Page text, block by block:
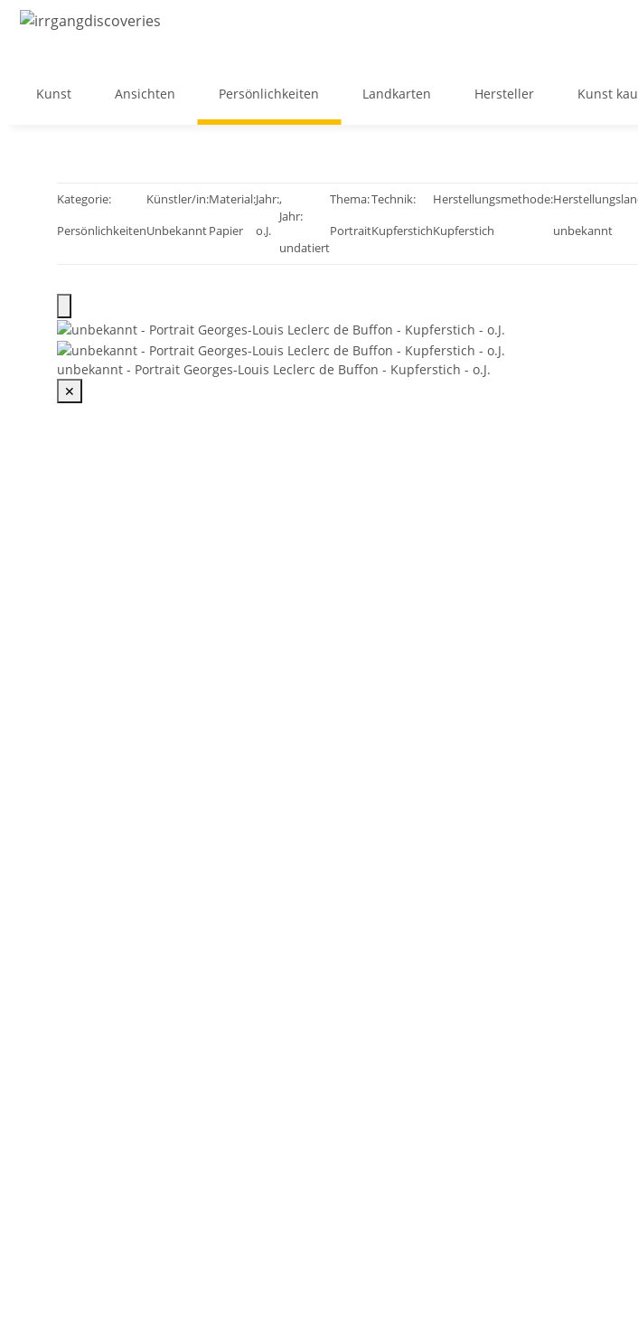
Kunst Ansichten Persönlichkeiten Landkarten Hersteller Kunst
Kategorie:
Persönlichkeiten
Künstler/in:
Unbekannt
Material:
Papier
Jahr:
o.J.
,
Jahr:
undatiert
Thema:
Portrait
Technik:
Kupferstich
Herstellungsmethode:
Kupferstich
unbekannt
unbekannt - Portrait Georges-Louis Leclerc de Buffon - Kupferstich - o.J.
✕